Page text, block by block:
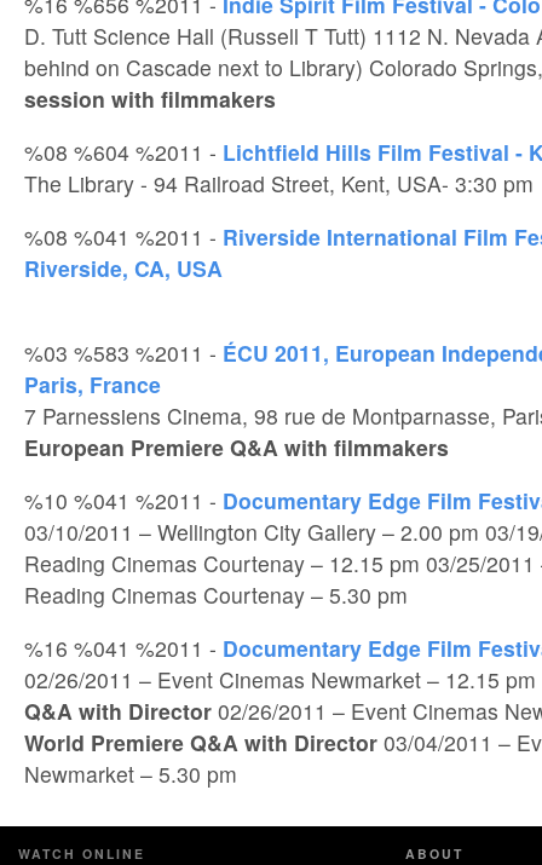
D. Tutt Science Hall (Russell T Tutt) 1112 N. Nevada
behind on Cascade next to Library) Colorado
session with filmmakers
%08 %604 %2011 - Lichtfield Hills Film Festival -
The Library - 94 Railroad Street, Kent, USA- 3:30 pm
%08 %041 %2011 - Riverside International Film
Riverside, CA, USA
%03 %583 %2011 - ÉCU 2011, European
Paris, France
7 Parnessiens Cinema, 98 rue de Montparnasse,
European Premiere Q&A with filmmakers
%10 %041 %2011 - Documentary Edge Film
03/10/2011 – Wellington City Gallery – 2.00 pm 03/
Reading Cinemas Courtenay – 12.15 pm 03/25/
Reading Cinemas Courtenay – 5.30 pm
%16 %041 %2011 - Documentary Edge Film
02/26/2011 – Event Cinemas Newmarket – 12.15
Q&A with Director 02/26/2011 – Event Cinemas
World Premiere Q&A with Director 03/04/2011 –
Newmarket – 5.30 pm
WATCH ONLINE ABOUT